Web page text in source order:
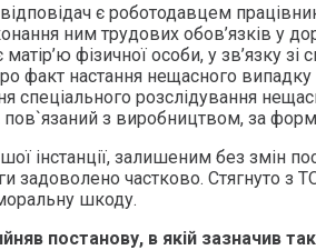
є роботодавцем
ним трудових обов’язків у
матір’ю фізичної особи, у зв’язку
факт настання нещасного випадку
спеціального розслідування
з виробництвом, за
інстанції, залишеним без змін
задоволено частково. Стягнуто з
шкоду.
постанову, в якій зазначив